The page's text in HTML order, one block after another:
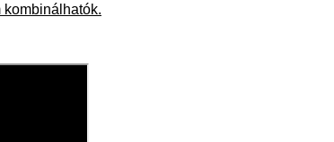
kombinálhatók.